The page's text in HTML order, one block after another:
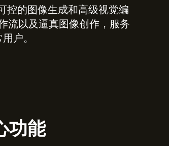
控的图像生成和高级视觉编
流以及逼真图像创作，服务
户。
功能